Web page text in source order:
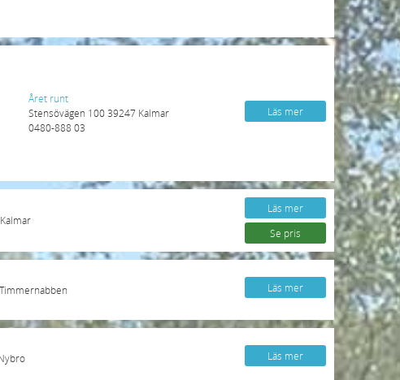
Året runt
Stensövägen 100 39247 Kalmar
0480-888 03
Läs mer
Läs mer
Se pris
Läs mer
Läs mer